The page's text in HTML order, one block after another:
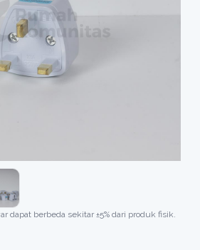
dapat berbeda sekitar ±5% dari produk fisik.